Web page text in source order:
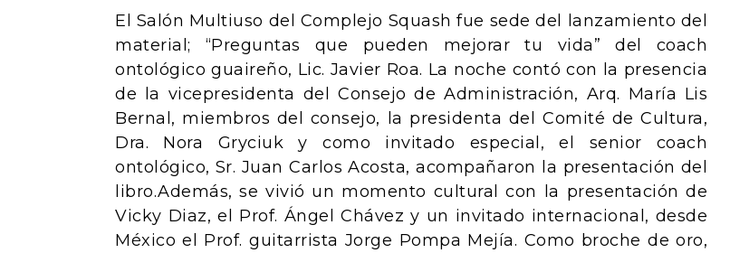
El Salón Multiuso del Complejo Squash fue sede del lanzamiento del
material; “Preguntas que pueden mejorar tu vida” del coach
ontológico guaireño, Lic. Javier Roa. La noche contó con la presencia
de la vicepresidenta del Consejo de Administración, Arq. María Lis
Bernal, miembros del consejo, la presidenta del Comité de Cultura,
Dra. Nora Gryciuk y como invitado especial, el senior coach
ontológico, Sr. Juan Carlos Acosta, acompañaron la presentación del
libro.Además, se vivió un momento cultural con la presentación de
Vicky Diaz, el Prof. Ángel Chávez y un invitado internacional, desde
México el Prof. guitarrista Jorge Pompa Mejía. Como broche de oro,